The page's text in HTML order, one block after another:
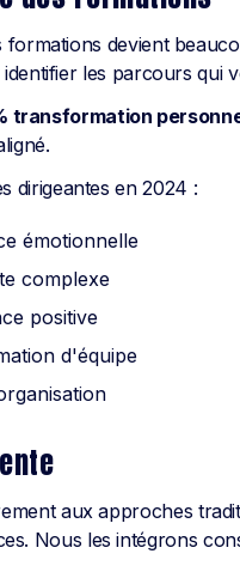
devient
les parcours qui
transformation
dirigeantes en 2024 :
émotionnelle
complexe
positive
d'équipe
aux approches
Nous les intégrons